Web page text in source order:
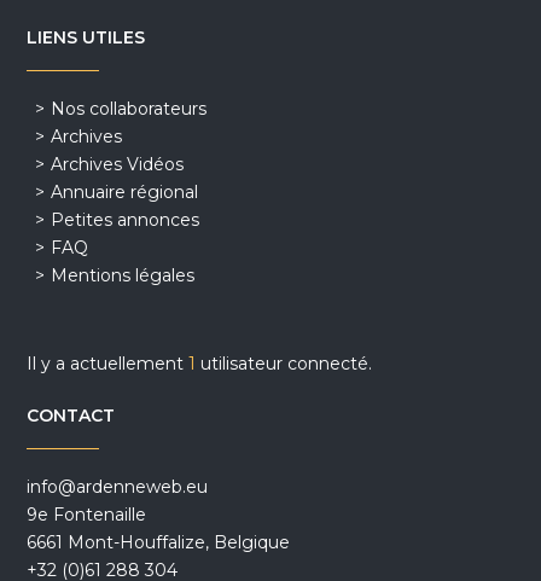
LIENS UTILES
Nos collaborateurs
Archives
Archives Vidéos
Annuaire régional
Petites annonces
FAQ
Mentions légales
Il y a actuellement1 utilisateur connecté.
CONTACT
info@ardenneweb.eu
9e Fontenaille
6661 Mont-Houffalize, Belgique
+32 (0)61 288 304